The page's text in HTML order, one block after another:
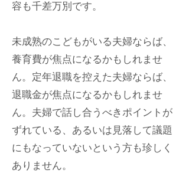
容も千差万別です。
未成熟のこどもがいる夫婦ならば、
養育費が焦点になるかもしれませ
ん。定年退職を控えた夫婦ならば、
退職金が焦点になるかもしれませ
ん。 夫婦で話し合うべきポイントが
ずれている、あるいは見落して議題
にもなっていないという方も珍しく
ありません。